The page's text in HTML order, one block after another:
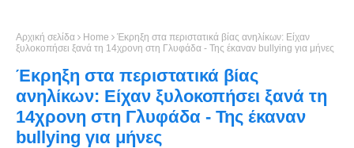
Αρχική σελίδα Home
Έκρηξη στα περιστατικά βίας ανηλίκων: Είχαν
ξυλοκοπήσει ξανά τη 14χρονη στη Γλυφάδα - Της έκαναν bullying για μήνες
Έκρηξη στα περιστατικά βίας
ανηλίκων: Είχαν ξυλοκοπήσει ξανά τη
14χρονη στη Γλυφάδα - Της έκαναν
bullying για μήνες